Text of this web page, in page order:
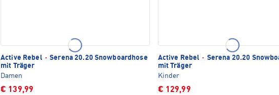
Active Rebel · Serena 20.20 Snowboardhose
mit Träger
Damen
€ 139,99
Active Rebel · Serena 20.20
mit Träger
Kinder
€ 129,99